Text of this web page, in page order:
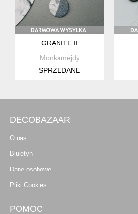
GRANITE II
Monkamejdy
SPRZEDANE
DECOBAZAAR
O nas
Biuletyn
Dane osobowe
Pliki Cookies
POMOC